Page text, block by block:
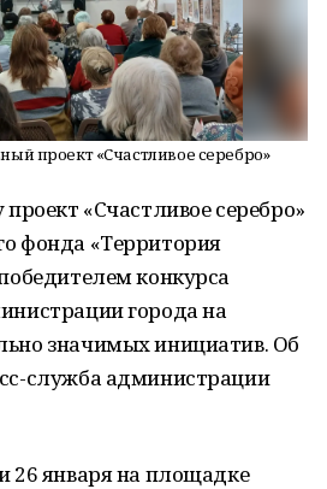
проект «Счастливое серебро»
«Счастливое серебро»
фонда «Территория
конкурса
города на
значимых инициатив. Об
служба администрации
26 января на площадке